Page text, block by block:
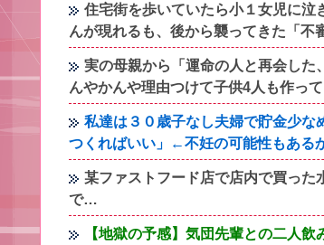
住宅街を歩いていたら小１女児に
んが現れるも、後から襲ってきた「
実の母親から「運命の人と再会し
んやかんや理由つけて子供4人も作っ
私達は３０歳子なし夫婦で貯金少
つくればいい」←不妊の可能性もある
某ファストフード店で店内で買っ
で…
【地獄の予感】気団先輩との二人